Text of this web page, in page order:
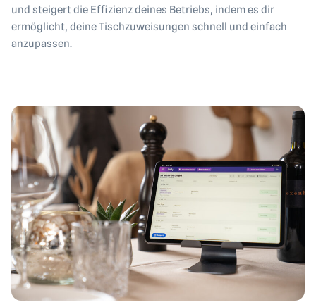
und steigert die Effizienz deines Betriebs, indem es dir
ermöglicht, deine Tischzuweisungen schnell und einfach
anzupassen.